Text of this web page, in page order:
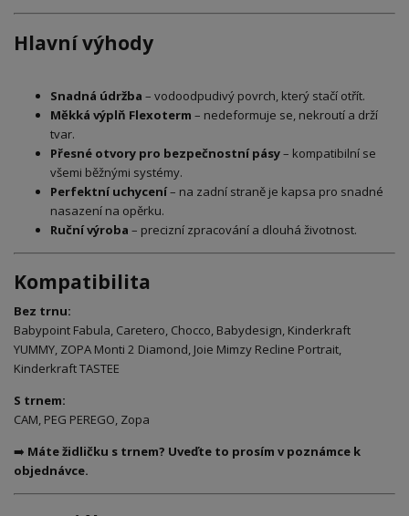
Hlavní výhody
Snadná údržba – vodoodpudivý povrch, který stačí otřít.
Měkká výplň Flexoterm – nedeformuje se, nekroutí a drží
tvar.
Přesné otvory pro bezpečnostní pásy– kompatibilní se
všemi běžnými systémy.
Perfektní uchycení– na zadní straně je kapsa pro snadné
nasazení na opěrku.
Ruční výroba – precizní zpracování a dlouhá životnost.
Kompatibilita
Bez trnu:
Babypoint Fabula, Caretero, Chocco, Babydesign, Kinderkraft
YUMMY, ZOPA Monti 2 Diamond, Joie Mimzy Recline Portrait,
Kinderkraft TASTEE
S trnem:
CAM, PEG PEREGO, Zopa
➡️ Máte židličku s trnem? Uveďte to prosím v poznámce k
objednávce.